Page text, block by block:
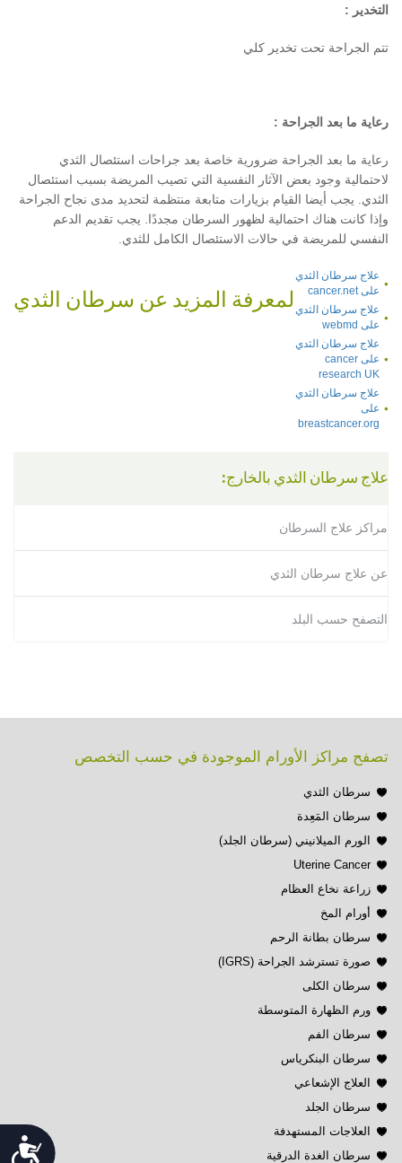
Accessibility
التخدير :
تتم الجراحة تحت تخدير كلي
رعاية ما بعد الجراحة :
رعاية ما بعد الجراحة ضرورية خاصة بعد جراحات استئصال الثدي
لاحتمالية وجود بعض الآثار النفسية التي تصيب المريضة بسبب استئصال
الثدي
يجب أيضا القيام بزيارات متابعة منتظمة لتحديد مدى نجاح الجراحة
وإذا كانت هناك احتمالية لظهور السرطان مجددًا
يجب تقديم الدعم
النفسي للمريضة في حالات الاستئصال الكامل للثدي
لمعرفة المزيد عن سرطان الثدي
علاج سرطان الثدي
على cancer.net
علاج سرطان الثدي
على webmd
علاج سرطان الثدي
على cancer
research UK
علاج سرطان الثدي
على
breastcancer.org
علاج سرطان الثدي بالخارج:
مراكز علاج السرطان
عن علاج سرطان الثدي
التصفح حسب البلد
تصفح مراكز الأورام الموجودة في حسب التخصص
سرطان الثدي
سرطان المَعِدة
الورم الميلانيني (سرطان الجلد)
Uterine Cancer
زراعة نخاع العظام
أورام المخ
سرطان بطانة الرحم
صورة تسترشد الجراحة (IGRS)
سرطان الكلى
ورم الظهارة المتوسطة
سرطان الفم
سرطان البنكرياس
العلاج الإشعاعي
سرطان الجلد
العلاجات المستهدفة
سرطان الغدة الدرقية